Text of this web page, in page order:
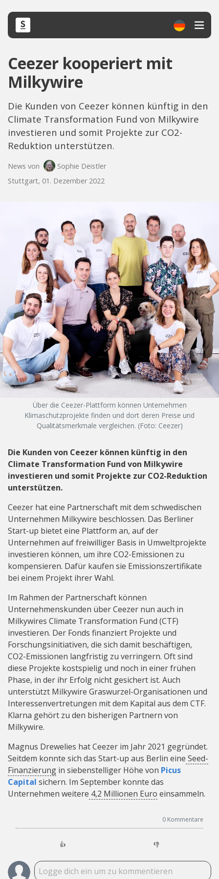
Ceezer kooperiert mit
Milkywire
Die Kunden von Ceezer können künftig in den
Climate Transformation Fund von Milkywire
investieren und somit Projekte zur CO2-
Reduktion unterstützen.
News von
Sophie Deistler
Stuttgart, 01. Dezember 2022
Über die Ceezer-Plattform können Unternehmen
Klimaschutzprojekte finden und dort deren Preise und
Qualitätsmerkmale vergleichen. (Foto: Ceezer)
Die Kunden von Ceezer können künftig in den
Climate Transformation Fund von Milkywire
investieren und somit Projekte zur CO2-Reduktion
unterstützen.
Ceezer hat eine Partnerschaft mit dem schwedischen
Unternehmen Milkywire beschlossen. Das Berliner
Start-up bietet eine Plattform an, auf der
Unternehmen auf freiwilliger Basis in Umweltprojekte
investieren können, um ihre CO2-Emissionen zu
kompensieren. Dafür kaufen sie Emissionszertifikate
bei einem Projekt ihrer Wahl.
Im Rahmen der Partnerschaft können
Unternehmenskunden über Ceezer nun auch in
Milkywires Climate Transformation Fund (CTF)
investieren. Der Fonds finanziert Projekte und
Forschungsinitiativen, die sich damit beschäftigen,
CO2-Emissionen langfristig zu verringern. Oft sind
diese Projekte kostspielig und noch in einer frühen
Phase, in der ihr Erfolg nicht gesichert ist. Auch
unterstützt Milkywire Graswurzel-Organisationen und
Interessenvertretungen mit dem Kapital aus dem CTF.
Klarna gehört zu den bisherigen Partnern von
Milkywire.
Magnus Drewelies hat Ceezer im Jahr 2021 gegründet.
Seitdem konnte sich das Start-up aus Berlin eine Seed-
Finanzierung in siebenstelliger Höhe von Picus
Capital sichern. Im September konnte das
Unternehmen weitere 4,2 Millionen Euro einsammeln.
0 Kommentare
👍 👎